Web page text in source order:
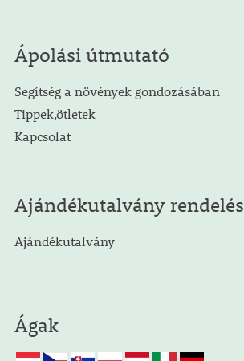
Ápolási útmutató
Segítség a növények gondozásában
Tippek,ötletek
Kapcsolat
Ajándékutalvány rendelés
Ajándékutalvány
Ágak